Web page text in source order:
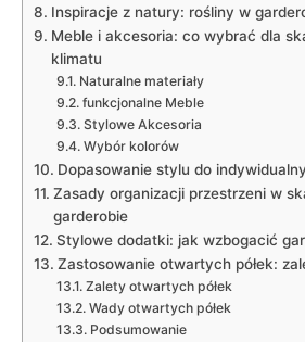
Inspiracje z natury: rośliny w
Meble i akcesoria: co wybrać dla
klimatu
Naturalne materiały
funkcjonalne Meble
Stylowe Akcesoria
Wybór kolorów
Dopasowanie stylu do
Zasady organizacji przestrzeni w
garderobie
Stylowe dodatki: jak wzbogacić
Zastosowanie otwartych półek:
Zalety otwartych półek
Wady otwartych półek
Podsumowanie